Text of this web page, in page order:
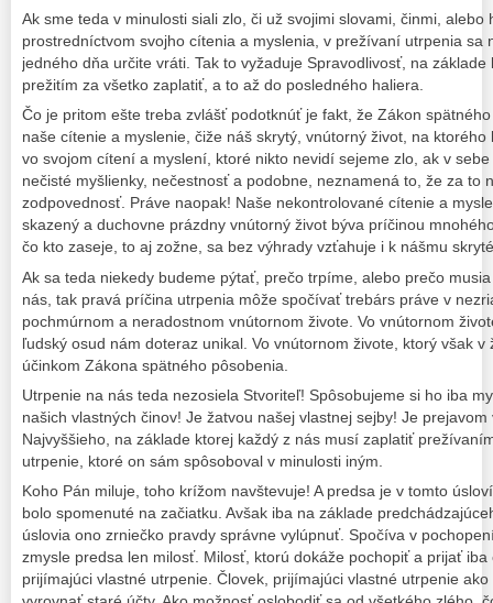
Ak sme teda v minulosti siali zlo, či už svojimi slovami, činmi, alebo
prostredníctvom svojho cítenia a myslenia, v prežívaní utrpenia sa
jedného dňa určite vráti. Tak to vyžaduje Spravodlivosť, na
prežitím za všetko zaplatiť, a to až do posledného haliera.
Čo je pritom ešte treba zvlášť podotknúť je fakt, že Zákon
naše cítenie a myslenie, čiže náš skrytý, vnútorný život, na
vo svojom cítení a myslení, ktoré nikto nevidí sejeme zlo, ak v
nečisté myšlienky, nečestnosť a podobne, neznamená to, že za to
zodpovednosť. Práve naopak! Naše nekontrolované cítenie a
skazený a duchovne prázdny vnútorný život býva príčinou
čo kto zaseje, to aj zožne, sa bez výhrady vzťahuje i k nášmu
Ak sa teda niekedy budeme pýtať, prečo trpíme, alebo prečo
nás, tak pravá príčina utrpenia môže spočívať trebárs práve v
pochmúrnom a neradostnom vnútornom živote. Vo vnútornom
ľudský osud nám doteraz unikal. Vo vnútornom živote, ktorý však
účinkom Zákona spätného pôsobenia.
Utrpenie na nás teda nezosiela Stvoriteľ! Spôsobujeme si ho iba
našich vlastných činov! Je žatvou našej vlastnej sejby! Je
Najvyššieho, na základe ktorej každý z nás musí zaplatiť
utrpenie, ktoré on sám spôsoboval v minulosti iným.
Koho Pán miluje, toho krížom navštevuje! A predsa je v tomto
bolo spomenuté na začiatku. Avšak iba na základe
úslovia ono zrniečko pravdy správne vylúpnuť. Spočíva v
zmysle predsa len milosť. Milosť, ktorú dokáže pochopiť a prijať
prijímajúci vlastné utrpenie. Človek, prijímajúci vlastné utrpenie